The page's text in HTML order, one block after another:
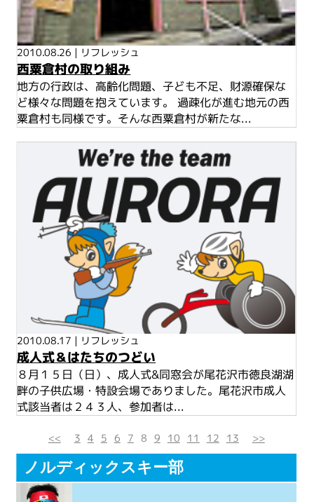
2010.08.26 | リフレッシュ
西粟倉村の取り組み
地方の行政は、高齢化問題、子ども不足、財源確保な
ど様々な問題を抱えています。 過疎化が進む地元の西
粟倉村も同様です。そんな西粟倉村が新たな...
2010.08.17 | リフレッシュ
成人式＆はたちのつどい
８月１５日（日）、成人式&同窓会が尾花沢市徳良湖湖
畔の子供広場・特設会場でありました。尾花沢市成人
式該当者は２４３人、参加者は...
<< 3 4 5 6 7 8 9 10 11 12 13 >>
ノルディックスキー部